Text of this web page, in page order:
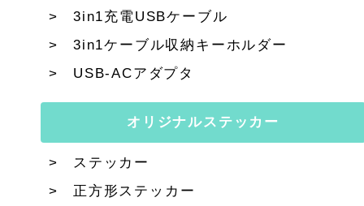
3in1充電USBケーブル
3in1ケーブル収納キーホルダー
USB-ACアダプタ
オリジナルステッカー
ステッカー
正方形ステッカー